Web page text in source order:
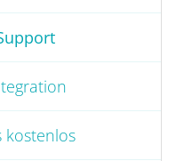
kostenlos